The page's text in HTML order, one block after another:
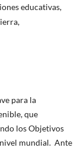
educativas,
para la
que
los Objetivos
mundial. Ante